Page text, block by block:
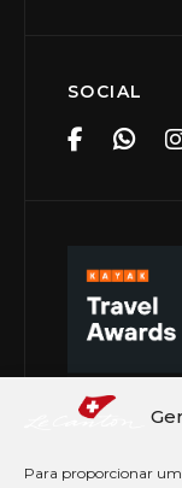
Para proporcionar
SOCIAL